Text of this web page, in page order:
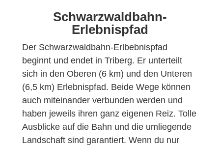
Schwarzwaldbahn-
Erlebnispfad
Der Schwarzwaldbahn-Erlbebnispfad
beginnt und endet in Triberg. Er unterteilt
sich in den Oberen (6 km) und den Unteren
(6,5 km) Erlebnispfad. Beide Wege können
auch miteinander verbunden werden und
haben jeweils ihren ganz eigenen Reiz. Tolle
Ausblicke auf die Bahn und die umliegende
Landschaft sind garantiert. Wenn du nur